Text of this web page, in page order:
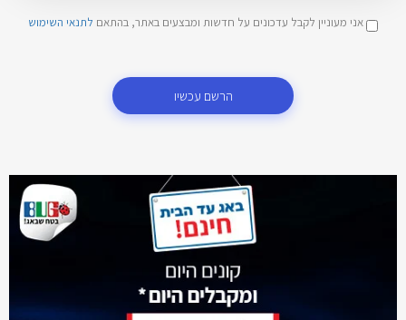
אני מעוניין לקבל עדכונים על חדשות ומבצעים באתר, בהתאם לתנאי השימוש
הרשם עכשיו